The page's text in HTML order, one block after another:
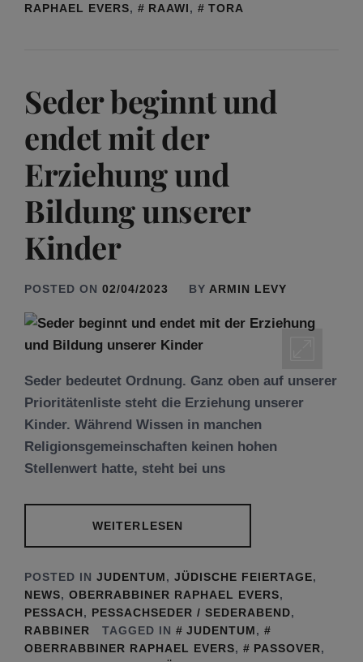
RAPHAEL EVERS, RAAWI, TORA
Seder beginnt und
endet mit der
Erziehung und
Bildung unserer
Kinder
POSTED ON 02/04/2023 BY ARMIN LEVY
Seder bedeutet Ordnung. Ganz oben auf unserer
Prioritätenliste steht die Erziehung unserer
Kinder. Während Wissen in manchen
Religionsgemeinschaften keinen hohen
Stellenwert hatte, steht bei uns
WEITERLESEN
POSTED IN JUDENTUM, JÜDISCHE FEIERTAGE,
NEWS, OBERRABBINER RAPHAEL EVERS,
PESSACH, PESSACHSEDER / SEDERABEND,
RABBINER
TAGGED IN JUDENTUM,
OBERRABBINER RAPHAEL EVERS, PASSOVER,